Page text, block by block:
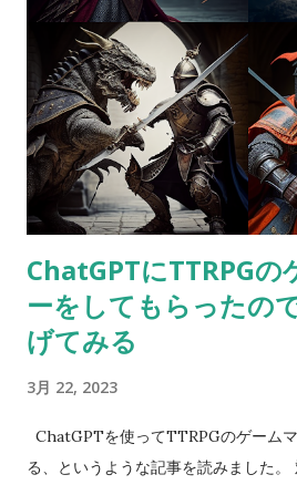
質を使って蒸気を発生させ、変性意
す。この状態で夢を見ることで、自
ことができます。 チベット仏教 チベ
観察することで自己認識や目覚めの
れます。夢の中で自分が夢を見てい
夢」と呼び、この状態を意図的に誘
目覚めを促すことができます。 チベ
夢の中で仏教の教えを学ぶことがで
での仏教的な体験を「夢のヨーガ」と
目覚めることで、現実世界でも目覚
います。 トランスパーソナル心理学
では、変性意識状態を通じて、個人的
的な存在とのつながりを求めます。夢
ChatGPTにTTRPGの
ーをしてもらったの
げてみる
3月 22, 2023
ChatGPTを使ってTTRPGのゲーム
る、というような記事を読みました。